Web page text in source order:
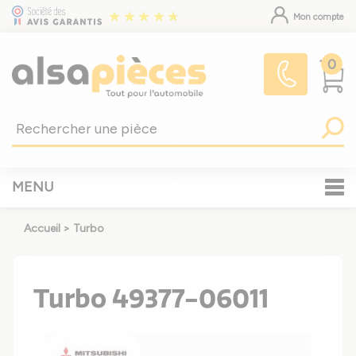
Mon compte
0
MENU
Accueil > Turbo
Turbo 49377-06011